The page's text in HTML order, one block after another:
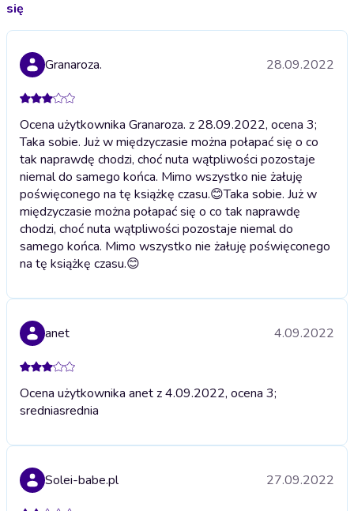
się
Granaroza. 28.09.2022
Ocena użytkownika Granaroza. z 28.09.2022, ocena 3;
Taka sobie. Już w międzyczasie można połapać się o co
tak naprawdę chodzi, choć nuta wątpliwości pozostaje
niemal do samego końca. Mimo wszystko nie żałuję
poświęconego na tę książkę czasu.😊Taka sobie. Już w
międzyczasie można połapać się o co tak naprawdę
chodzi, choć nuta wątpliwości pozostaje niemal do
samego końca. Mimo wszystko nie żałuję poświęconego
na tę książkę czasu.😊
anet 4.09.2022
Ocena użytkownika anet z 4.09.2022, ocena 3;
sredniasrednia
Solei-babe.pl 27.09.2022